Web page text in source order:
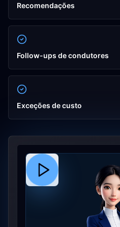
Recomendações
Follow-ups de condutores
Exceções de custo